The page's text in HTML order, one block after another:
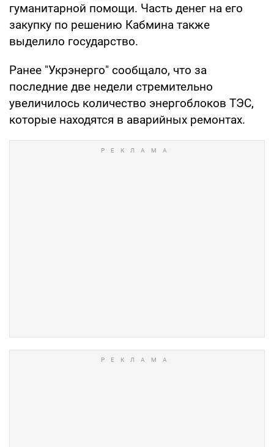
гуманитарной помощи. Часть денег на его
закупку по решению Кабмина также
выделило государство.
Ранее "Укрэнерго" сообщало, что за
последние две недели стремительно
увеличилось количество энергоблоков ТЭС,
которые находятся в аварийных ремонтах.